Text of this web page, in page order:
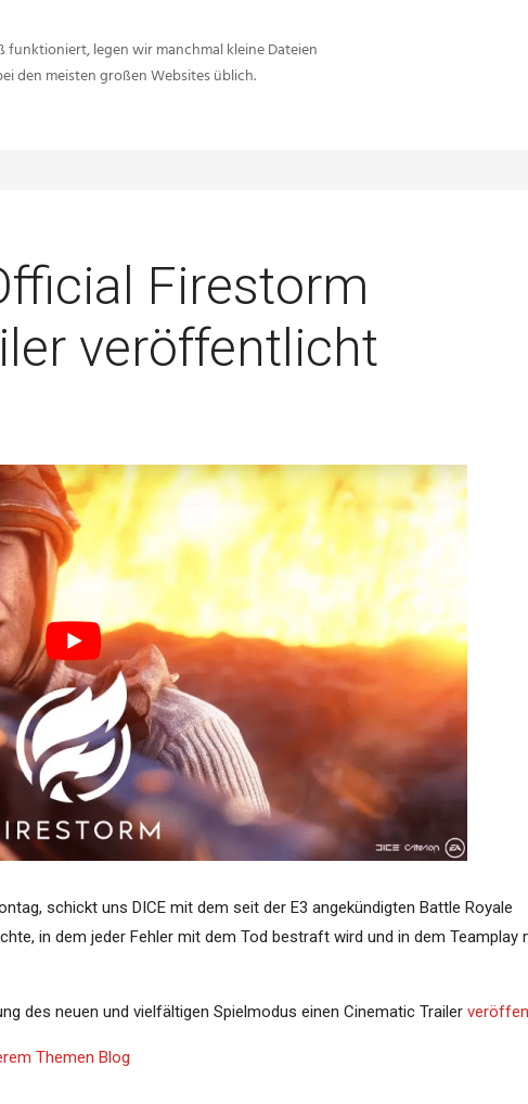
Firestorm
veröffentlicht
schickt uns DICE mit dem seit der E3 angekündigten Battle Royale
in dem jeder Fehler mit dem Tod bestraft wird und in dem Teamplay
des neuen und vielfältigen Spielmodus einen Cinematic Trailer
Themen Blog
legen wir manchmal kleine Dateien
den meisten großen Websites üblich.